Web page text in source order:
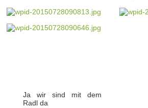
Ja wir sind mit dem
Radl da